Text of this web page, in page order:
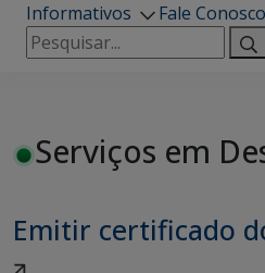
Informativos
Fale Conosco
Pesquisar
por:
Serviços em
Emitir certificado